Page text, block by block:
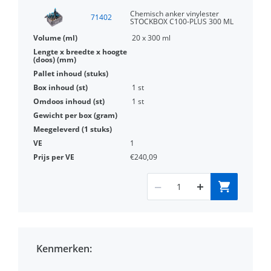
71402 Chemisch anker vinylester
STOCKBOX C100-PLUS 300 ML
20 x 300 ml
1 st
1 st
1
€240,09
Kenmerken: